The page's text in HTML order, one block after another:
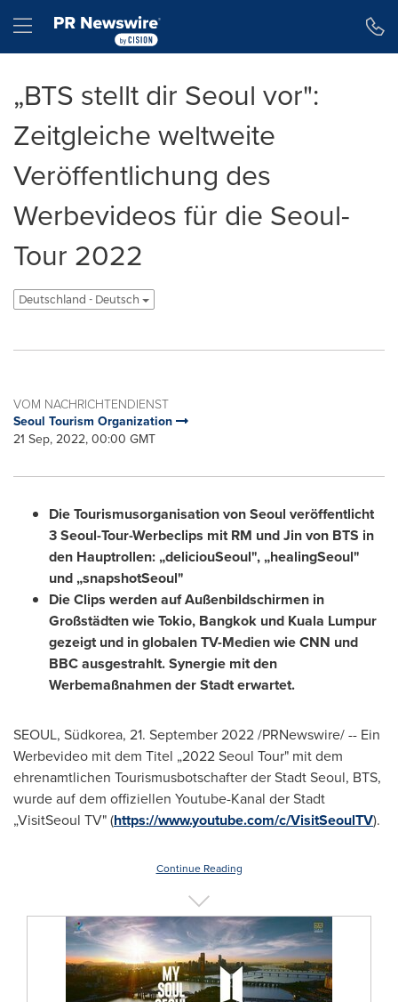
Hamburger menu
„BTS stellt dir Seoul vor":
Zeitgleiche weltweite
Veröffentlichung des
Werbevideos für die Seoul-
Tour 2022
Deutschland - Deutsch
VOM NACHRICHTENDIENST
Seoul Tourism Organization
21 Sep, 2022, 00:00 GMT
Die Tourismusorganisation vonSeoul veröffentlicht
3 Seoul-Tour-Werbeclips mit RM und Jin von BTS in
den Hauptrollen: „deliciouSeoul", „healingSeoul"
und „snapshotSeoul"
Die Clips werden auf Außenbildschirmen in
Großstädten wieTokio, Bangkok und Kuala Lumpur
gezeigt und in globalen TV-Medien wie CNN und
BBC ausgestrahlt. Synergie mit den
Werbemaßnahmen der Stadt erwartet.
SEOUL, Südkorea, 21. September 2022/PRNewswire/ -- Ein
Werbevideo mit dem Titel „2022 Seoul Tour" mit dem
ehrenamtlichen Tourismusbotschafter der Stadt Seoul, BTS,
wurde auf dem offiziellen Youtube-Kanal der Stadt
„VisitSeoul TV" (https://www.youtube.com/c/VisitSeoulTV).
Continue Reading